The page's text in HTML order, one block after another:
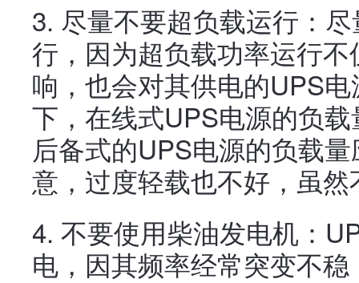
3. 尽量不要超负载运行：
行，因为超负载功率运行
响，也会对其供电的UPS
下，在线式UPS电源的负
后备式的UPS电源的负载
意，过度轻载也不好，虽
4. 不要使用柴油发电机：
电，因其频率经常突变不